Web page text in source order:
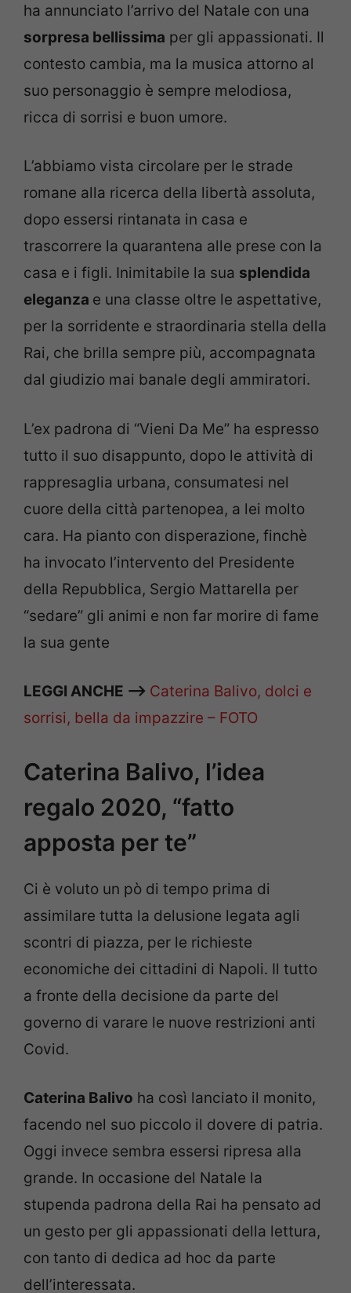
ha annunciato l’arrivo del Natale con una
sorpresa bellissima per gli appassionati. Il
contesto cambia, ma la musica attorno al
suo personaggio è sempre melodiosa,
ricca di sorrisi e buon umore.
L’abbiamo vista circolare per le strade
romane alla ricerca della libertà assoluta,
dopo essersi rintanata in casa e
trascorrere la quarantena alle prese con la
casa e i figli. Inimitabile la sua splendida
eleganza e una classe oltre le aspettative,
per la sorridente e straordinaria stella della
Rai, che brilla sempre più, accompagnata
dal giudizio mai banale degli ammiratori.
L’ex padrona di “Vieni Da Me” ha espresso
tutto il suo disappunto, dopo le attività di
rappresaglia urbana, consumatesi nel
cuore della città partenopea, a lei molto
cara. Ha pianto con disperazione, finchè
ha invocato l’intervento del Presidente
della Repubblica, Sergio Mattarella per
“sedare” gli animi e non far morire di fame
la sua gente
LEGGI ANCHE —–> Caterina Balivo, dolci e
sorrisi, bella da impazzire – FOTO
Caterina Balivo, l’idea
regalo 2020, “fatto
apposta per te”
Ci è voluto un pò di tempo prima di
assimilare tutta la delusione legata agli
scontri di piazza, per le richieste
economiche dei cittadini di Napoli. Il tutto
a fronte della decisione da parte del
governo di varare le nuove restrizioni anti
Covid.
Caterina Balivo ha così lanciato il monito,
facendo nel suo piccolo il dovere di patria.
Oggi invece sembra essersi ripresa alla
grande. In occasione del Natale la
stupenda padrona della Rai ha pensato ad
un gesto per gli appassionati della lettura,
con tanto di dedica ad hoc da parte
dell’interessata.